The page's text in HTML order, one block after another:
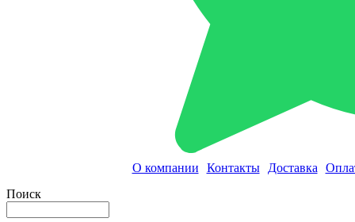
О компании Контакты Доставка
Поиск